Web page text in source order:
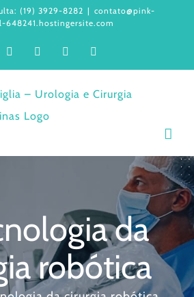
(19) 3929-8282 | contato@pink-
648241.hostingersite.com
InstagramLinkedInWhatsApp
da
robótica